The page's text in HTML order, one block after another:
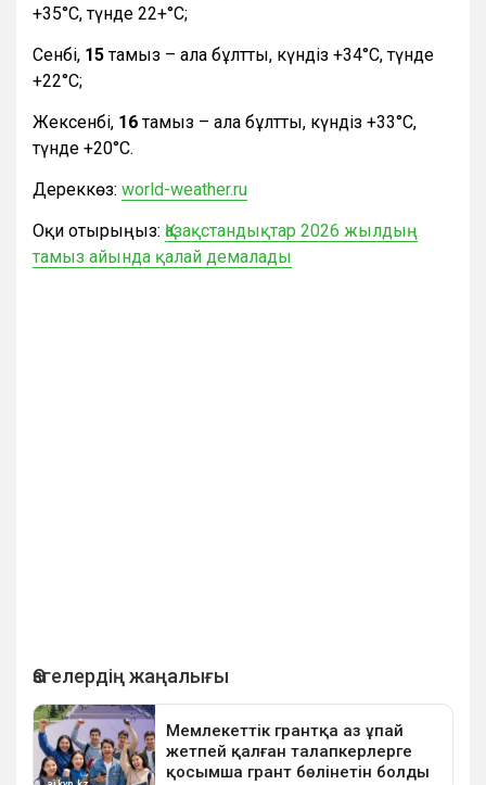
+35°С, түнде 22+°С;
Сенбі, 15тамыз – ала бұлтты, күндіз +34°С, түнде
+22°С;
Жексенбі, 16тамыз – ала бұлтты, күндіз +33°С,
түнде +20°С.
Дереккөз: world-weather.ru
Оқи отырыңыз: Қазақстандықтар 2026 жылдың
тамыз айында қалай демалады